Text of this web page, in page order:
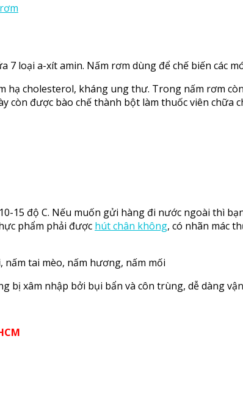
7 loại a-xít amin. Nấm rơm dùng để chế biến các
hạ cholesterol, kháng ung thư. Trong nấm rơm
còn được bào chế thành bột làm thuốc viên chữa
15 độ C. Nếu muốn gửi hàng đi nước ngoài thì
phẩm phải được hút chân không, có nhãn mác
nấm tai mèo, nấm hương, nấm mối
bị xâm nhập bởi bụi bẩn và côn trùng, dễ dàng